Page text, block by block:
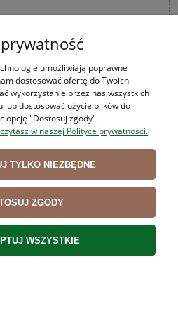
umożliwiają poprawne
dostosować ofertę do Twoich
wykorzystanie przez nas wszystkich
lub dostosować użycie plików do
opcję "Dostosuj zgody".
w naszej Polityce prywatności.
TYLKO NIEZBĘDNE
ZGODY
WSZYSTKIE